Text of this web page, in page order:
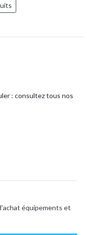
: consultez tous nos
équipements et